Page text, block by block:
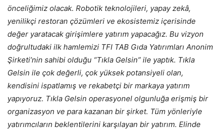
önceliğimiz olacak. Robotik teknolojileri, yapay zekâ,
yenilikçi restoran çözümleri ve ekosistemiz içerisinde
değer yaratacak girişimlere yatırım yapacağız. Bu vizyon
doğrultudaki ilk hamlemizi TFI TAB Gıda Yatırımları Anonim
Şirketi’nin sahibi olduğu “Tıkla Gelsin” ile yaptık. Tıkla
Gelsin ile çok değerli, çok yüksek potansiyeli olan,
kendisini ispatlamış ve rekabetçi bir markaya yatırım
yapıyoruz. Tıkla Gelsin operasyonel olgunluğa erişmiş bir
organizasyon ve para kazanan bir şirket. Tüm yönleriyle
yatırımcıların beklentilerini karşılayan bir yatırım. Elinde